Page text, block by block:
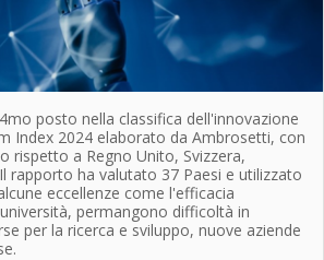
posto nella classifica dell'innovazione
Index 2024 elaborato da Ambrosetti, con
rispetto a Regno Unito, Svizzera,
rapporto ha valutato 37 Paesi e utilizzato
eccellenze come l'efficacia
permangono difficoltà in
per la ricerca e sviluppo, nuove aziende